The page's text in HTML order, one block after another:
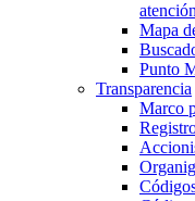
atención
Mapa
Punto
Transparencia
Marco